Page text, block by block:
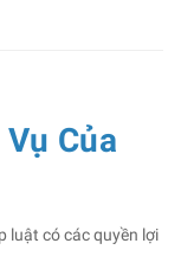
Của
luật có các quyền lợi